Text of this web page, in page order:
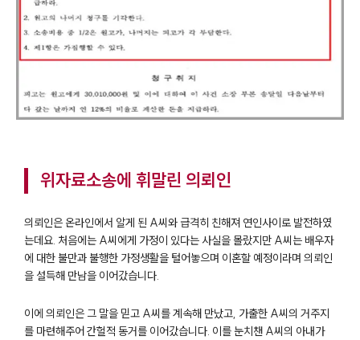
위자료소송에 휘말린 의뢰인
의뢰인은 온라인에서 알게 된 A씨와 급격히 친해져 연인사이로 발전하였
는데요. 처음에는 A씨에게 가정이 있다는 사실을 몰랐지만 A씨는 배우자
에 대한 불만과 불행한 가정생활을 털어놓으며 이혼할 예정이라며 의뢰인
을 설득해 만남을 이어갔습니다.
이에 의뢰인은 그 말을 믿고 A씨를 계속해 만났고, 가출한 A씨의 거주지
를 마련해주어 간헐적 동거를 이어갔습니다. 이를 눈치챈 A씨의 아내가